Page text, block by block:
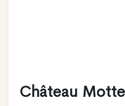
Château